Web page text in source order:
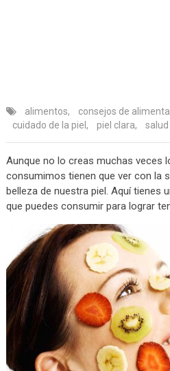
alimentos, consejos de
cuidado de la piel , piel clara, salud
Aunque no lo creas muchas veces
consumimos tienen que ver con la
belleza de nuestra piel. Aquí tienes
que puedes consumir para lograr